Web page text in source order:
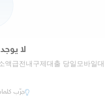
لا
급전내구제대출 당일모바일
جرّب